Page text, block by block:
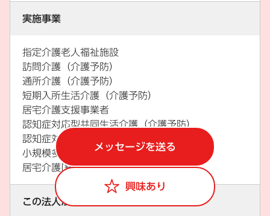
実施事業
指定介護老人福祉施設
訪問介護（介護予防）
通所介護（介護予防）
短期入所生活介護（介護予防）
居宅介護支援事業者
認知症対応型共同生活介護（介護予防）
認知症対応型通所介護
小規模多機能型居宅介護
居宅介護[総合支援法]
この法人が運営するその他の事業所
メッセージを送る
興味あり